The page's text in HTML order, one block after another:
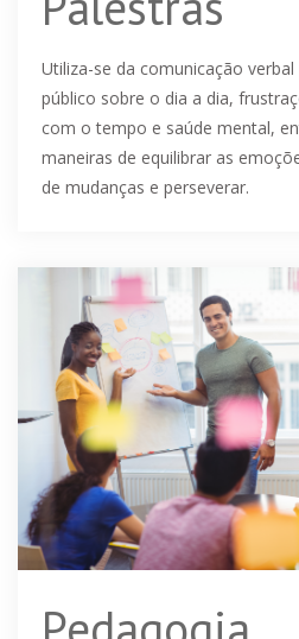
Palestras
Utiliza-se da comunicação
público sobre o dia a dia,
com o tempo e saúde mental,
maneiras de equilibrar as